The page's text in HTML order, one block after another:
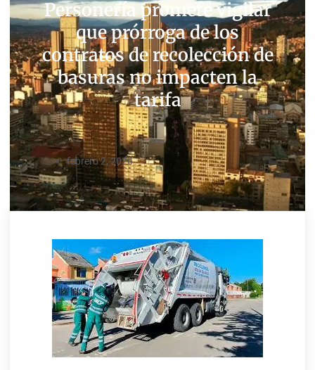
Personería promete vigilar
que prórroga de los
contratos de recolección de
basuras no impacten la
tarifa
febrero 2, 2026